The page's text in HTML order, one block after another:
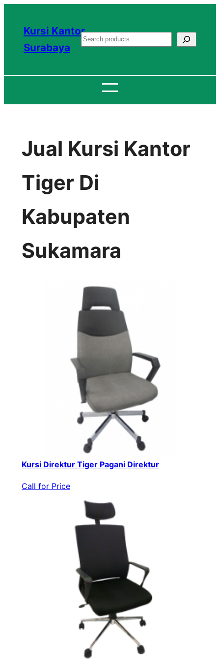
konten
Kursi Kantor
Surabaya
S
a
c
Jual Kursi Kantor
Tiger Di
Kabupaten
Sukamara
Kursi Direktur Tiger Pagani Direktur
Call for Price